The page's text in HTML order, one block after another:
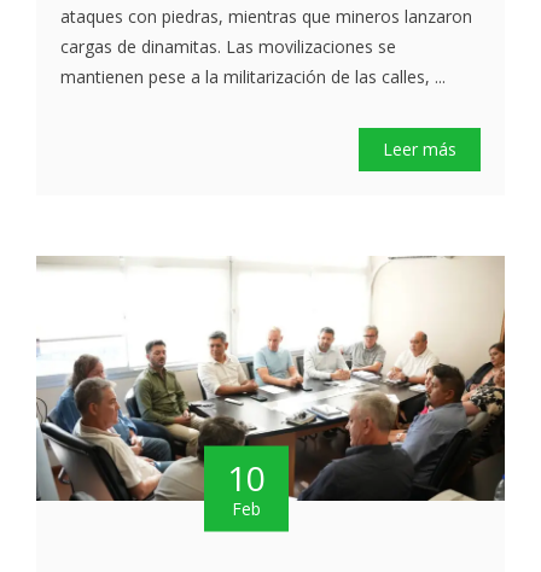
ataques con piedras, mientras que mineros lanzaron
cargas de dinamitas. Las movilizaciones se
mantienen pese a la militarización de las calles, ...
Leer más
10
Feb